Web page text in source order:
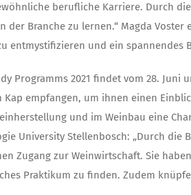
berufliche Karriere. Durch
der Branche zu lernen.“ Magda
entmystifizieren und ein spannendes
Programms 2021 findet vom 28. Juni
Kap empfangen, um ihnen einen
und im Weinbau eine
University Stellenbosch: „Durch
Zugang zur Weinwirtschaft. Sie
Praktikum zu finden. Zudem